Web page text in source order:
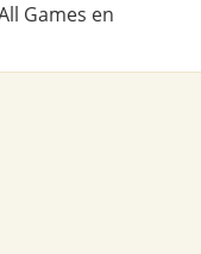
Games en